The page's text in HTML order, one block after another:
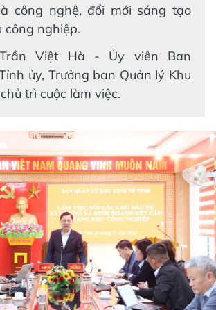
công nghệ, đổi mới sáng tạo
công nghiệp.
Việt Hà - Ủy viên Ban
ủy, Trưởng ban Quản lý Khu
trì cuộc làm việc.